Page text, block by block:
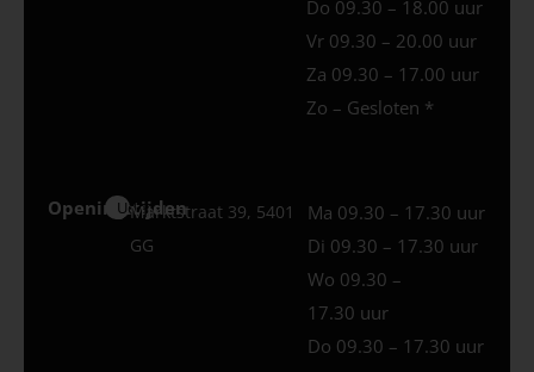
Do 09.30 – 18.00 uur
Vr 09.30 – 20.00 uur
Za 09.30 – 17.00 uur
Zo – Gesloten *
Openingstijden
Uden
Marktstraat 39, 5401
GG
Ma 09.30 – 17.30 uur
Di 09.30 – 17.30 uur
Wo 09.30 –
17.30 uur
Do 09.30 – 17.30 uur